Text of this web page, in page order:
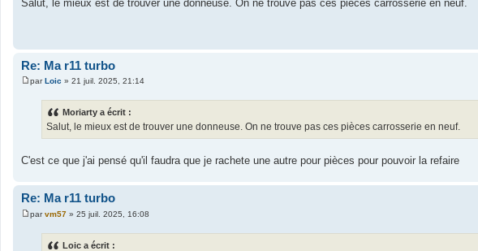
s
Salut, le mieux est de trouver une donneuse. On ne trouve pas ces pièces carrosserie en neuf.
Re: Ma r11 turbo
M
parLoic » 21 juil. 2025, 21:14
Moriarty a écrit :
Salut, le mieux est de trouver une donneuse. On ne trouve pas ces pièces carrosserie en neuf.
C'est ce que j'ai pensé qu'il faudra que je rachete une autre pour pièces pour pouvoir la refaire
Re: Ma r11 turbo
M
parvm57 » 25 juil. 2025, 16:08
Loic a écrit :